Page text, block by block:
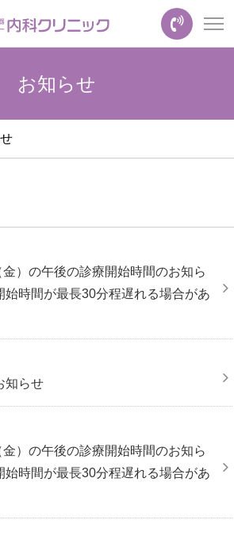
お知らせ
）の午後の診療開始時間のお知ら
時間が最長30分程遅れる場合があ
知らせ
）の午後の診療開始時間のお知ら
時間が最長30分程遅れる場合があ